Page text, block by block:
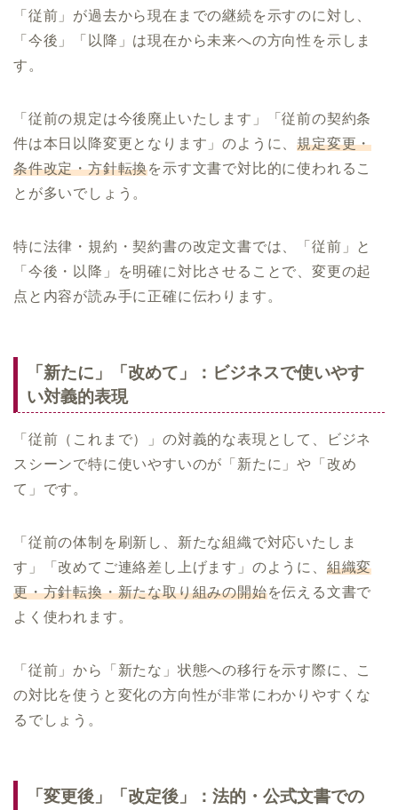
「従前」が過去から現在までの継続を示すのに対し、
「今後」「以降」は現在から未来への方向性を示しま
す。
「従前の規定は今後廃止いたします」「従前の契約条
件は本日以降変更となります」のように、規定変更・
条件改定・方針転換を示す文書で対比的に使われるこ
とが多いでしょう。
特に法律・規約・契約書の改定文書では、「従前」と
「今後・以降」を明確に対比させることで、変更の起
点と内容が読み手に正確に伝わります。
「新たに」「改めて」：ビジネスで使いやす
い対義的表現
「従前（これまで）」の対義的な表現として、ビジネ
スシーンで特に使いやすいのが「新たに」や「改め
て」です。
「従前の体制を刷新し、新たな組織で対応いたしま
す」「改めてご連絡差し上げます」のように、 組織変
更・方針転換・新たな取り組みの開始を伝える文書で
よく使われます。
「従前」から「新たな」状態への移行を示す際に、こ
の対比を使うと変化の方向性が非常にわかりやすくな
るでしょう。
「変更後」「改定後」：法的・公式文書での